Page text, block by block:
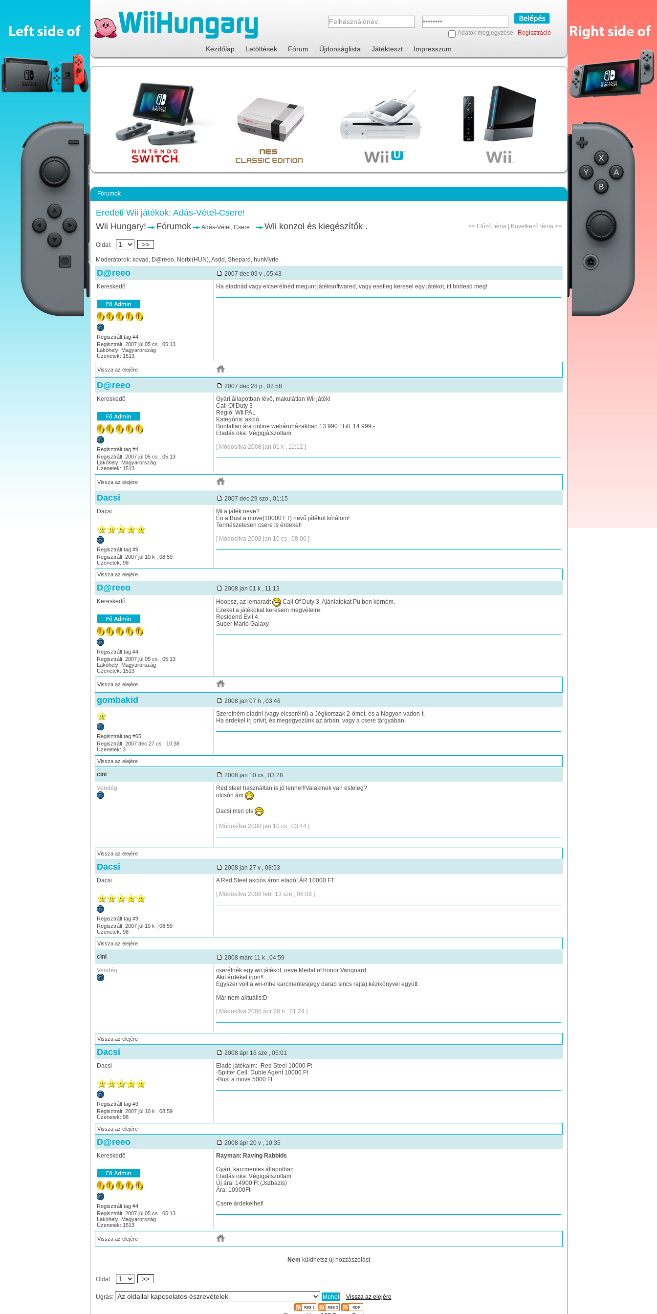
Adatok megjegyzése Regisztráció
Kezdőlap Letöltések Fórum Újdonságlista Játékteszt Impresszum
Fórumok
Eredeti Wii játékok: Adás-Vétel-Csere!
Wii Hungary!
Fórumok Adás-Vétel, Csere... Wii konzol és kiegészítők . << Előző téma| Következő téma>>
Oldal: >>
Moderátorok: kovad, D@reeo, Norbi(HUN), Asdd, Shepard, hunMyrte
D@reeo
2007 dec 09 v , 05:43
Kereskedő
Regisztrált tag #4
Regisztrált: 2007 júl 05 cs , 05:13
Lakóhely: Magyarország
Üzenetek: 1513
Ha eladnád vagy elcserélnéd megunt játéksoftwared, vagy esetleg keresel egy játékot, itt hírdesd meg!
Vissza az elejére
D@reeo
2007 dec 28 p , 02:58
Kereskedő
Regisztrált tag #4
Regisztrált: 2007 júl 05 cs , 05:13
Lakóhely: Magyarország
Üzenetek: 1513
Gyári állapotban lévő, makulátlan Wii játék!
Call Of Duty 3
Régió: WII PAL
Kategória: akció
Bontatlan ára online webáruházakban 13 990 Ft ill. 14.999,-
Eladás oka: Végigjátszottam
[ Módosítva 2008 jan 01 k , 11:12 ]
Vissza az elejére
Dacsi
2007 dec 29 szo , 01:15
Dacsi
Regisztrált tag #9
Regisztrált: 2007 júl 10 k , 08:59
Üzenetek: 98
Mi a játék neve?
Én a Bust a move(10000 FT) nevű játékot kínálom!
Természetesen csere is érdekel!
[ Módosítva 2008 jan 10 cs , 08:06 ]
Vissza az elejére
D@reeo
2008 jan 01 k , 11:13
Kereskedő
Regisztrált tag #4
Regisztrált: 2007 júl 05 cs , 05:13
Lakóhely: Magyarország
Üzenetek: 1513
Hoopsz, az lemaradt
Call Of Duty 3. Ajánlatokat Pü ben kérném.
Ezeket a játékokat keresem megvételre:
Residend Evil 4
Super Mario Galaxy
Vissza az elejére
gombakid 2008 jan 07 h , 03:46
Regisztrált tag #65
Regisztrált: 2007 dec 27 cs , 10:38
Üzenetek: 3
Szeretném eladni (vagy elcserélni) a Jégkorszak 2-őmet, és a Nagyon vadon-t.
Ha érdekel írj privit, és megegyezünk az árban, vagy a csere tárgyában.
Vissza az elejére
cini
2008 jan 10 cs , 03:28
Vendég
Red steel használtan is jó lenne!!!Valakinek van esteleg?
olcsón ám
Dacsi msn pls
[ Módosítva 2008 jan 10 cs , 03:44 ]
Vissza az elejére
Dacsi
2008 jan 27 v , 08:53
Dacsi
Regisztrált tag #9
Regisztrált: 2007 júl 10 k , 08:59
Üzenetek: 98
A Red Steel akciós áron eladó! ÁR:10000 FT
[ Módosítva 2008 febr 13 sze , 06:09 ]
Vissza az elejére
cini
2008 márc 11 k , 04:59
Vendég
cserélnék egy wii játékot, neve:Medal of honor Vanguard.
Akit érdekel írjon!!
Egyszer volt a wii-mbe karcmentes(egy darab sincs rajta),kézikönyvel együtt.
Már nem aktuális:D
[ Módosítva 2008 ápr 28 h , 01:24 ]
Vissza az elejére
Dacsi
2008 ápr 16 sze , 05:01
Dacsi
Regisztrált tag #9
Regisztrált: 2007 júl 10 k , 08:59
Üzenetek: 98
Eladó játékaim: -Red Steel 10000 Ft
-Spliter Cell: Duble Agent 10000 Ft
-Bust a move 5000 Ft
Vissza az elejére
D@reeo
2008 ápr 20 v , 10:35
Kereskedő
Regisztrált tag #4
Regisztrált: 2007 júl 05 cs , 05:13
Lakóhely: Magyarország
Üzenetek: 1513
Rayman: Raving Rabbids
Gyári, karcmentes állapotban.
Eladás oka: Végigjátszottam
Új ára: 14900 Ft (Jszbazis)
Ára: 10900Ft-
Csere árdekelhet!
Vissza az elejére
Nem küldhetsz új hozzászólást
Oldal: >>
Ugrás: Vissza az elejére